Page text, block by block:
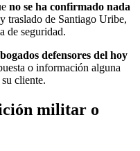
no se ha confirmado nada
traslado de Santiago Uribe,
de seguridad.
defensores del hoy
o información alguna
cliente.
militar o